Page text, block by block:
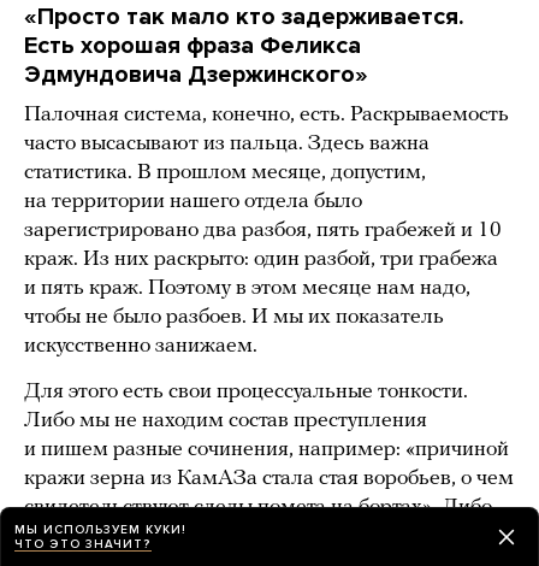
«Просто так мало кто задерживается.
Есть хорошая фраза Феликса
Эдмундовича Дзержинского»
Палочная система, конечно, есть. Раскрываемость
часто высасывают из пальца. Здесь важна
статистика. В прошлом месяце, допустим,
на территории нашего отдела было
зарегистрировано два разбоя, пять грабежей и 10
краж. Из них раскрыто: один разбой, три грабежа
и пять краж. Поэтому в этом месяце нам надо,
чтобы не было разбоев. И мы их показатель
искусственно занижаем.
Для этого есть свои процессуальные тонкости.
Либо мы не находим состав преступления
и пишем разные сочинения, например: «причиной
кражи зерна из КамАЗа стала стая воробьев, о чем
свидетельствуют следы помета на бортах». Либо
сбиваем состав — говорим с заявителем так, чтобы
МЫ ИСПОЛЬЗУЕМ КУКИ!
ЧТО ЭТО ЗНАЧИТ?